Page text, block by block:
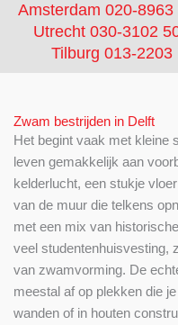
Amsterdam 020-8963
Utrecht 030-3102
Tilburg 013-2203
Zwam bestrijden in Delft
Het begint vaak met kleine
leven gemakkelijk aan
kelderlucht, een stukje
van de muur die telkens
met een mix van
veel studentenhuisvesting,
van zwamvorming. De
meestal af op plekken die
wanden of in houten